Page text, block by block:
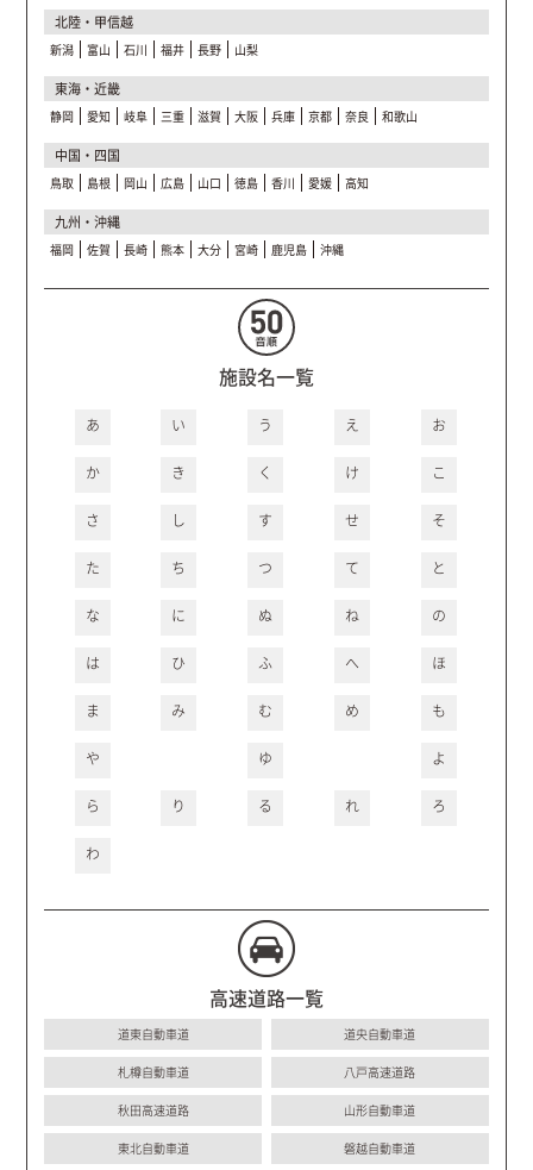
北陸・甲信越
新潟 富山 石川 福井 長野 山梨
東海・近畿
静岡 愛知 岐阜 三重 滋賀 大阪 兵庫 京都 奈良 和歌山
中国・四国
鳥取 島根 岡山 広島 山口 徳島 香川 愛媛 高知
九州・沖縄
福岡 佐賀 長崎 熊本 大分 宮崎 鹿児島 沖縄
施設名一覧
あ い う え お
か き く け こ
さ し す せ そ
た ち つ て と
な に ぬ ね の
は ひ ふ へ ほ
ま み む め も
や ゆ よ
ら り る れ ろ
わ
高速道路一覧
道東自動車道 道央自動車道
札樽自動車道 八戸高速道路
秋田高速道路 山形自動車道
東北自動車道 磐越自動車道